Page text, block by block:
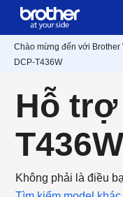
Chào mừng đến với Brother
DCP-T436W
Hỗ trợ
T436W
Không phải là điều